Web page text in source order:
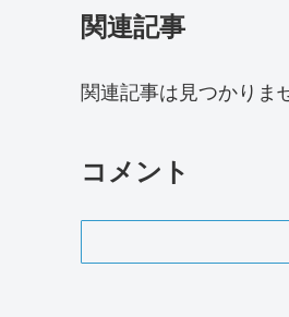
関連記事
関連記事は見つかりま
コメント